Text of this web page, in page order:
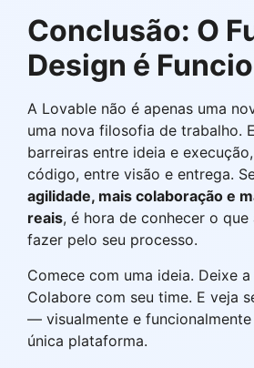
Conclusão: O
Design é
A Lovable não é apenas uma
uma nova filosofia de trabalho.
barreiras entre ideia e
código, entre visão e entrega.
agilidade, mais colaboração e
reais, é hora de conhecer o
fazer pelo seu processo.
Comece com uma ideia. Deixe a
Colabore com seu time. E veja
— visualmente e
única plataforma.